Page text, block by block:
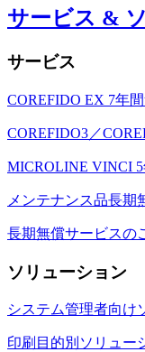
サービス &
サービス
COREFIDO EX 7年
COREFIDO3／
MICROLINE VINCI
メンテナンス品長期
長期無償サービスの
ソリューション
システム管理者向け
印刷目的別ソリュー